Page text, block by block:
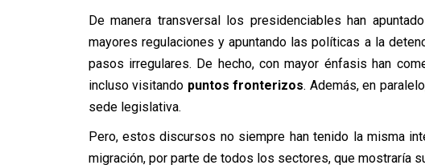
De manera transversal los presidenciables han
mayores regulaciones y apuntando las políticas a la
pasos irregulares. De hecho, con mayor énfasis han
incluso visitando puntos fronterizos. Además, en
sede legislativa.
Pero, estos discursos no siempre han tenido la misma
migración, por parte de todos los sectores, que mostraría